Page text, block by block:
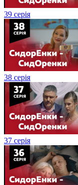
39 серія
38 серія
37 серія